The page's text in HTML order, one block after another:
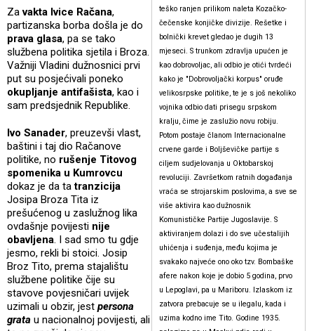
teško ranjen prilikom naleta Kozačko-
čečenske konjičke divizije. Rešetke i
bolnički krevet gledao je dugih 13
mjeseci. S trunkom zdravlja upućen je
kao dobrovoljac, ali odbio je otići tvrdeći
kako je "Dobrovoljački korpus" oruđe
velikosrpske politike, te je s još nekoliko
vojnika odbio dati prisegu srpskom
kralju, čime je zaslužio novu robiju.
Potom postaje članom Internacionalne
crvene garde i Boljševičke partije s
ciljem sudjelovanja u Oktobarskoj
revoluciji. Završetkom ratnih događanja
vraća se strojarskim poslovima, a sve se
više aktivira kao dužnosnik
Komunističke Partije Jugoslavije. S
aktiviranjem dolazi i do sve učestalijih
uhićenja i suđenja, među kojima je
svakako najveće ono oko tzv. Bombaške
afere nakon koje je dobio 5 godina, prvo
u Lepoglavi, pa u Mariboru. Izlaskom iz
zatvora prebacuje se u ilegalu, kada i
uzima kodno ime Tito. Godine 1935.
Zavakta Ivice Račana,
partizanska borba došla je do
prava glasa, pa se tako
službena politika sjetila i Broza.
Važniji Vladini dužnosnici prvi
put su posjećivali poneko
okupljanje antifašista, kao i
sam predsjednik Republike.
Ivo Sanader, preuzevši vlast,
baštini i taj dio Račanove
politike, no rušenje Titovog
spomenika u Kumrovcu
dokaz je da tatranzicija
Josipa Broza Tita iz
prešućenog u zaslužnog lika
ovdašnje povijesti nije
obavljena. I sad smo tu gdje
jesmo, rekli bi stoici. Josip
Broz Tito, prema stajalištu
službene politike čije su
stavove povjesničari uvijek
uzimali u obzir, jest persona
grata u nacionalnoj povijesti, ali